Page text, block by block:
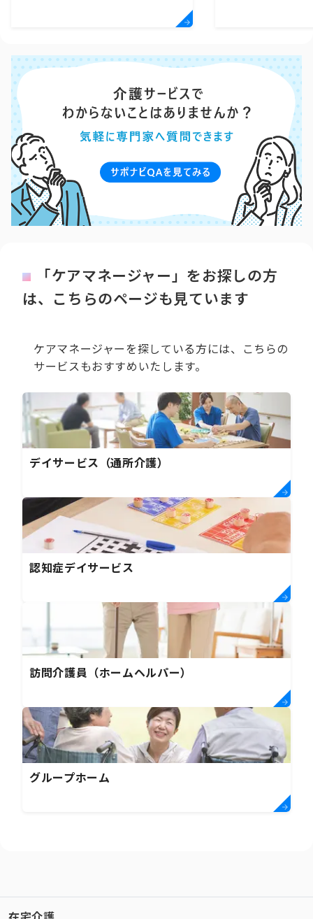
「ケアマネージャー」をお探しの方
は、こちらのページも見ています
ケアマネージャーを探している方には、こちらの
サービスもおすすめいたします。
デイサービス（通所介護）
認知症デイサービス
訪問介護員（ホームヘルパー）
グループホーム